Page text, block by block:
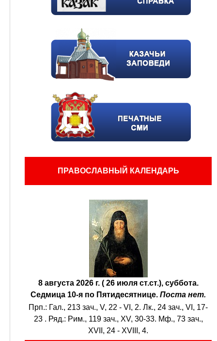
ПРАВОСЛАВНЫЙ КАЛЕНДАРЬ
8 августа 2026 г. ( 26 июля ст.ст.), суббота.
Седмица 10-я по Пятидесятнице. Поста нет.
Прп.: Гал., 213 зач., V, 22 - VI, 2. Лк., 24 зач., VI, 17-
23 . Ряд.: Рим., 119 зач., XV, 30-33. Мф., 73 зач.,
XVII, 24 - XVIII, 4.